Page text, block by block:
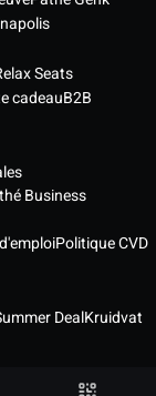
Seats
cadeauB2B
Business
Politique CVD
DealKruidvat